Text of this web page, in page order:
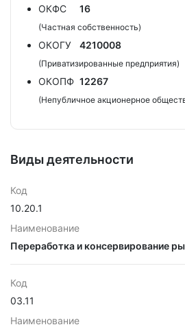
ОКФС 16
(Частная собственность)
ОКОГУ 4210008
(Приватизированные предприятия)
ОКОПФ 12267
(Непубличное акционерное
Виды деятельности
Код
10.20.1
Наименование
Переработка и консервирование
Код
03.11
Наименование